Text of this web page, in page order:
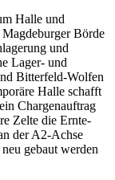
Halle und
Börde
und
Lager- und
Bitterfeld-Wolfen
Halle schafft
Chargenauftrag
Zelte die Ernte-
der A2-Achse
gebaut werden